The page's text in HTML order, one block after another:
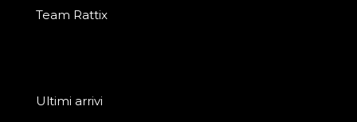
Team Rattix
Ultimi arrivi